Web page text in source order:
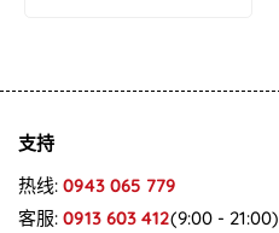
支持
热线: 0943 065 779
客服: 0913 603 412(9:00 - 21:00)